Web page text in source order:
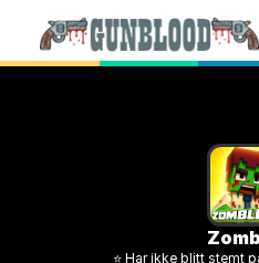
⭐ Har ikke blitt stemt